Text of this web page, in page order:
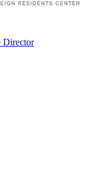
Director